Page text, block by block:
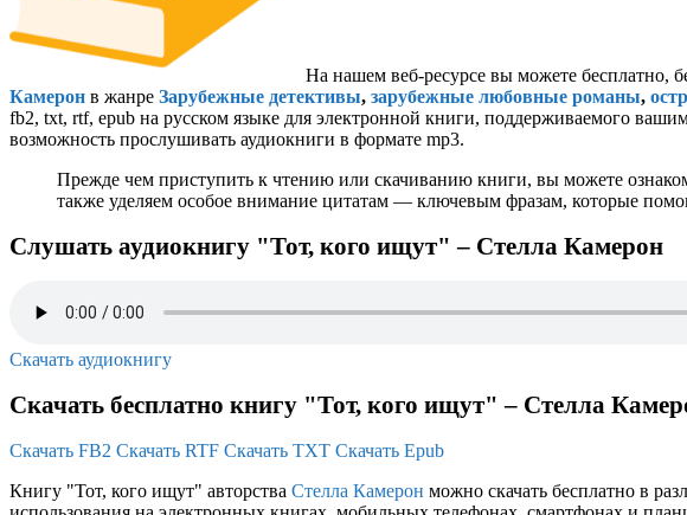
На нашем веб-ресурсе вы можете бесплатно,
Камерон в жанре Зарубежные детективы, зарубежные любовные романы,
fb2, txt, rtf, epub на русском языке для электронной книги, поддерживаемого
возможность прослушивать аудиокниги в формате mp3.
Прежде чем приступить к чтению или скачиванию книги, вы можете
также уделяем особое внимание цитатам — ключевым фразам, которые
Слушать аудиокнигу "Тот, кого ищут" – Стелла Камерон
Скачать аудиокнигу
Скачать бесплатно книгу "Тот, кого ищут" – Стелла
Скачать FB2 Скачать RTF Скачать TXT Скачать Epub
Книгу "Тот, кого ищут" авторства Стелла Камерон можно скачать бесплатно в